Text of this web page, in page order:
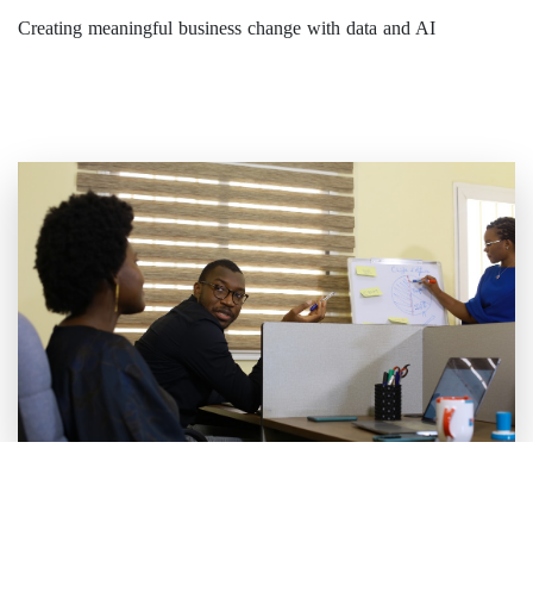
Creating meaningful business change with data and AI